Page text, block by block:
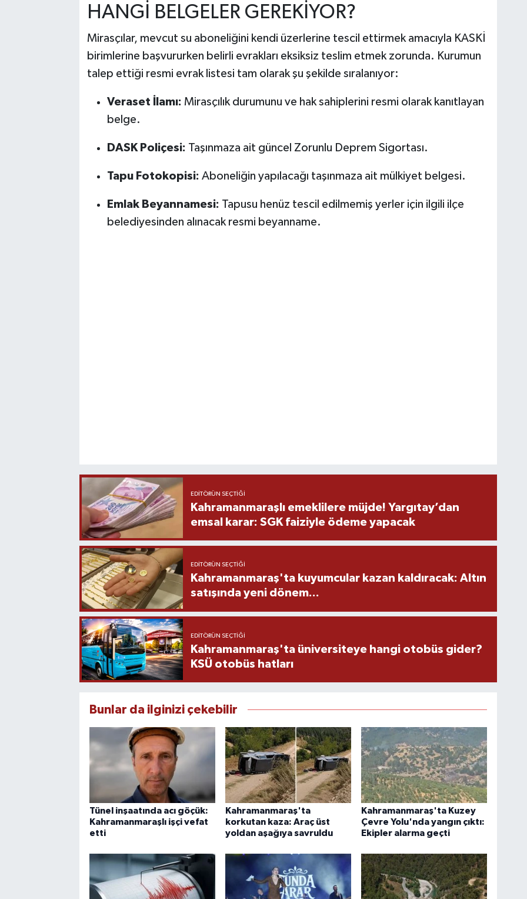
HANGİ BELGELER GEREKİYOR?
Mirasçılar, mevcut su aboneliğini kendi üzerlerine tescil ettirmek amacıyla KASKİ
birimlerine başvururken belirli evrakları eksiksiz teslim etmek zorunda. Kurumun
talep ettiği resmi evrak listesi tam olarak şu şekilde sıralanıyor:
Veraset İlamı: Mirasçılık durumunu ve hak sahiplerini resmi olarak kanıtlayan
belge.
DASK Poliçesi: Taşınmaza ait güncel Zorunlu Deprem Sigortası.
Tapu Fotokopisi: Aboneliğin yapılacağı taşınmaza ait mülkiyet belgesi.
Emlak Beyannamesi: Tapusu henüz tescil edilmemiş yerler için ilgili ilçe
belediyesinden alınacak resmi beyanname.
EDITÖRÜN SEÇTIĞI
Kahramanmaraşlı emeklilere müjde! Yargıtay’dan
emsal karar: SGK faiziyle ödeme yapacak
EDITÖRÜN SEÇTIĞI
Kahramanmaraş'ta kuyumcular kazan kaldıracak: Altın
satışında yeni dönem...
EDITÖRÜN SEÇTIĞI
Kahramanmaraş'ta üniversiteye hangi otobüs gider?
KSÜ otobüs hatları
Bunlar da ilginizi çekebilir
Tünel inşaatında acı göçük:
Kahramanmaraşlı işçi vefat
etti
Kahramanmaraş'ta
korkutan kaza: Araç üst
yoldan aşağıya savruldu
Kahramanmaraş'ta Kuzey
Çevre Yolu'nda yangın çıktı:
Ekipler alarma geçti